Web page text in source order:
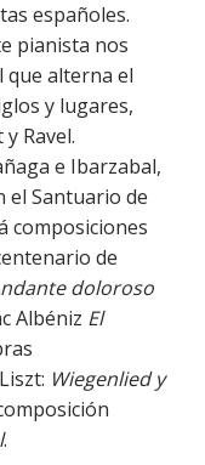
españoles.
pianista nos
que alterna el
y lugares,
Ravel.
e Ibarzabal,
el Santuario de
composiciones
de
doloroso
Albéniz El
Wiegenlied y
.